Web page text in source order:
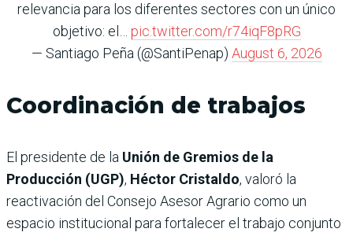
relevancia para los diferentes sectores con un único
objetivo: el… pic.twitter.com/r74iqF8pRG
— Santiago Peña (@SantiPenap) August 6, 2026
Coordinación de trabajos
El presidente de la Unión de Gremios de la
Producción (UGP), Héctor Cristaldo, valoró la
reactivación del Consejo Asesor Agrario como un
espacio institucional para fortalecer el trabajo conjunto